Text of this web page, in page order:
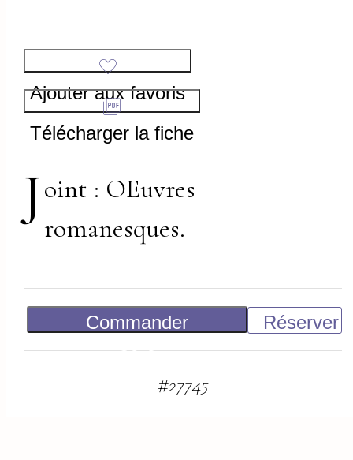
Ajouter aux favoris
Télécharger la fiche
Joint : OEuvres
romanesques.
Commander
Réserver
#27745